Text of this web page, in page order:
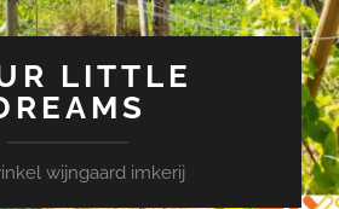
LITTLE
wijngaard imkerij